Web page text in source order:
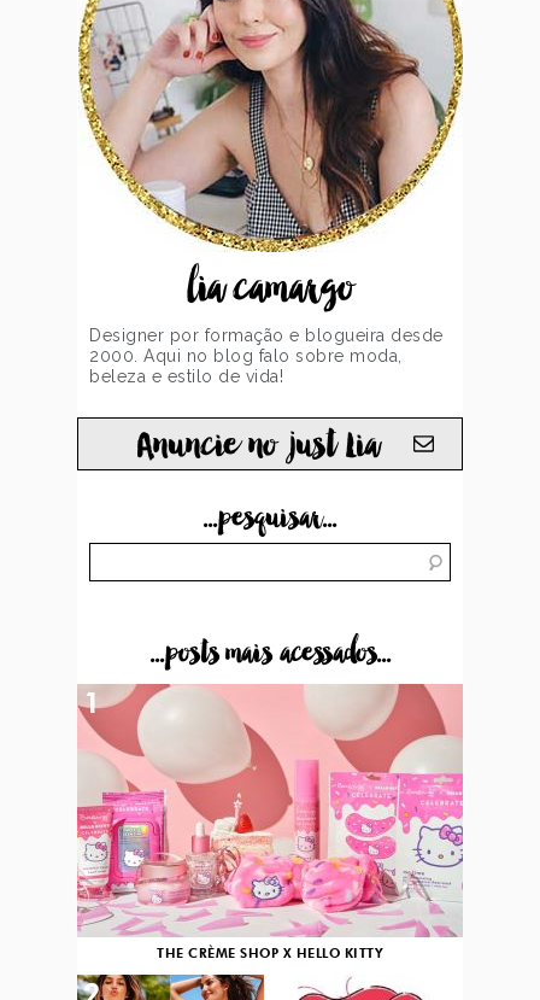
lia camargo
Designer por formação e blogueira desde
2000. Aqui no blog falo sobre moda,
beleza e estilo de vida!
Anuncie no just Lia
...pesquisar...
...posts mais acessados...
THE CRÈME SHOP X HELLO KITTY
1